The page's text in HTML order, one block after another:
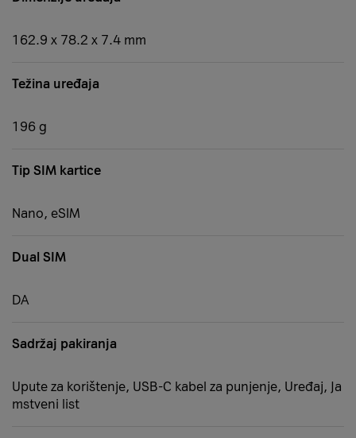
162.9 x 78.2 x 7.4 mm
Težina uređaja
196 g
Tip SIM kartice
Nano, eSIM
Dual SIM
DA
Sadržaj pakiranja
Upute za korištenje, USB-C kabel za punjenje, Uređaj, Ja
mstveni list